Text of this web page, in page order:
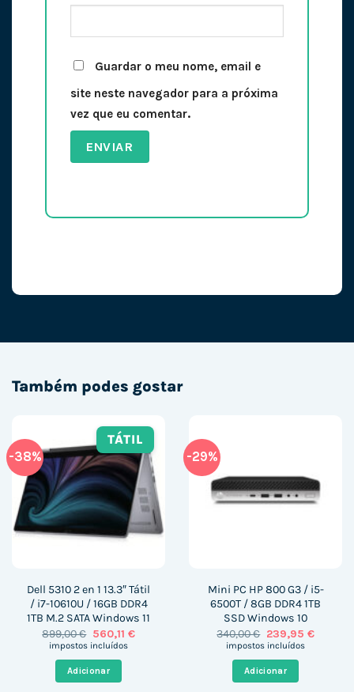
Guardar o meu nome, email e
site neste navegador para a próxima
vez que eu comentar.
Também podes gostar
-38%
TÁTIL
Dell 5310 2 en 1 13.3″ Tátil
/ i7-10610U / 16GB DDR4
1TB M.2 SATA Windows 11
899,00€ O
preço
era:
899,00 €.
560,11 €O
impostos incluídos
Adicionar
-29%
Mini PC HP 800 G3 / i5-
6500T / 8GB DDR4 1TB
SSD Windows 10
340,00€ O
preço
era:
340,00 €.
239,95 €O
impostos incluídos
Adicionar